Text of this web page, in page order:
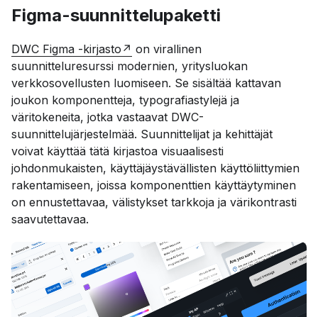
Figma-suunnittelupaketti
DWC Figma -kirjasto
on virallinen
suunnitteluresurssi modernien, yritysluokan
verkkosovellusten luomiseen. Se sisältää kattavan
joukon komponentteja, typografiastylejä ja
väritokeneita, jotka vastaavat DWC-
suunnittelujärjestelmää. Suunnittelijat ja kehittäjät
voivat käyttää tätä kirjastoa visuaalisesti
johdonmukaisten, käyttäjäystävällisten käyttöliittymien
rakentamiseen, joissa komponenttien käyttäytyminen
on ennustettavaa, välistykset tarkkoja ja värikontrasti
saavutettavaa.